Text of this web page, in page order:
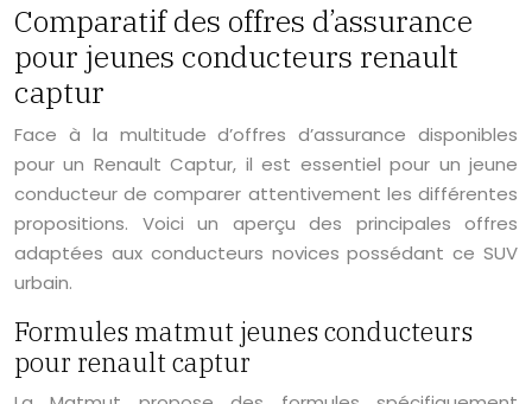
Comparatif des offres d’assurance
pour jeunes conducteurs renault
captur
Face à la multitude d’offres d’assurance disponibles
pour un Renault Captur, il est essentiel pour un jeune
conducteur de comparer attentivement les différentes
propositions. Voici un aperçu des principales offres
adaptées aux conducteurs novices possédant ce SUV
urbain.
Formules matmut jeunes conducteurs
pour renault captur